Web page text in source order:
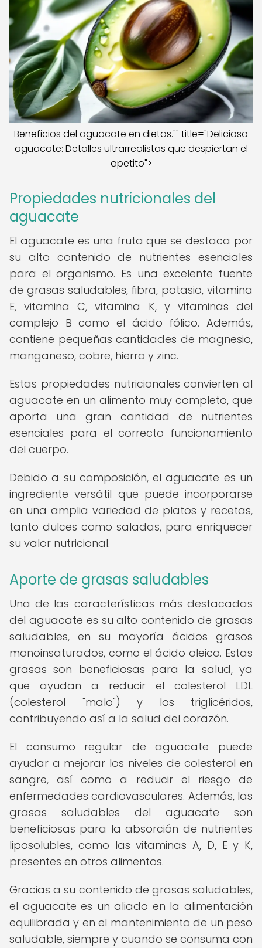
Beneficios del aguacate en dietas."" title="Delicioso
aguacate: Detalles ultrarrealistas que despiertan el
apetito">
Propiedades nutricionales del
aguacate
El aguacate es una fruta que se destaca por
su alto contenido de nutrientes esenciales
para el organismo. Es una excelente fuente
de grasas saludables, fibra, potasio, vitamina
E, vitamina C, vitamina K, y vitaminas del
complejo B como el ácido fólico. Además,
contiene pequeñas cantidades de magnesio,
manganeso, cobre, hierro y zinc.
Estas propiedades nutricionales convierten al
aguacate en un alimento muy completo, que
aporta una gran cantidad de nutrientes
esenciales para el correcto funcionamiento
del cuerpo.
Debido a su composición, el aguacate es un
ingrediente versátil que puede incorporarse
en una amplia variedad de platos y recetas,
tanto dulces como saladas, para enriquecer
su valor nutricional.
Aporte de grasas saludables
Una de las características más destacadas
del aguacate es su alto contenido de grasas
saludables, en su mayoría ácidos grasos
monoinsaturados, como el ácido oleico. Estas
grasas son beneficiosas para la salud, ya
que ayudan a reducir el colesterol LDL
(colesterol "malo") y los triglicéridos,
contribuyendo así a la salud del corazón.
El consumo regular de aguacate puede
ayudar a mejorar los niveles de colesterol en
sangre, así como a reducir el riesgo de
enfermedades cardiovasculares. Además, las
grasas saludables del aguacate son
beneficiosas para la absorción de nutrientes
liposolubles, como las vitaminas A, D, E y K,
presentes en otros alimentos.
Gracias a su contenido de grasas saludables,
el aguacate es un aliado en la alimentación
equilibrada y en el mantenimiento de un peso
saludable, siempre y cuando se consuma con